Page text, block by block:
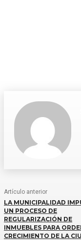
Artículo anterior
LA MUNICIPALIDAD
UN PROCESO DE
REGULARIZACIÓN DE
INMUEBLES PARA
CRECIMIENTO DE LA